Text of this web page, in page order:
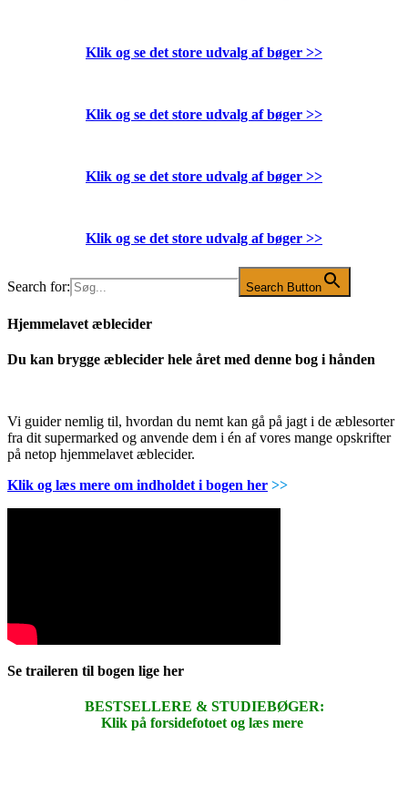
Klik og se det store udvalg af bøger >>
Klik og se det store udvalg af bøger >>
Klik og se det store udvalg af bøger >>
Klik og se det store udvalg af bøger >>
Search for: Search Button
Hjemmelavet æblecider
Du kan brygge æblecider hele året med denne bog i hånden
Vi guider nemlig til, hvordan du nemt kan gå på jagt i de æblesorter
fra dit supermarked og anvende dem i én af vores mange opskrifter
på netop hjemmelavet æblecider.
Klik og læs mere om indholdet i bogen her >>
Se traileren til bogen lige her
BESTSELLERE & STUDIEBØGER:
Klik på forsidefotoet og læs mere